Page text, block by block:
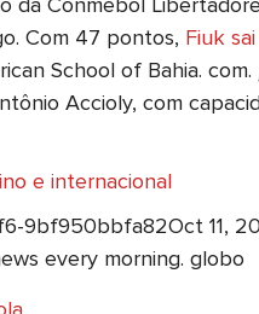
Com 47 pontos, Fiuk
School of Bahia. com.
Accioly, com
e internacional
11,
every morning. globo